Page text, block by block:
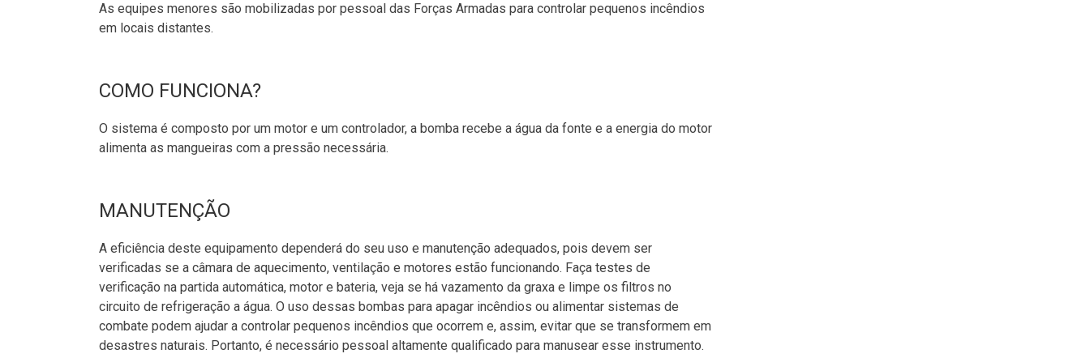
As equipes menores são mobilizadas por pessoal das Forças Armadas para controlar pequenos incêndios
em locais distantes.
COMO FUNCIONA?
O sistema é composto por um motor e um controlador, a bomba recebe a água da fonte e a energia do motor
alimenta as mangueiras com a pressão necessária.
MANUTENÇÃO
A eficiência deste equipamento dependerá do seu uso e manutenção adequados, pois devem ser
verificadas se a câmara de aquecimento, ventilação e motores estão funcionando. Faça testes de
verificação na partida automática, motor e bateria, veja se há vazamento da graxa e limpe os filtros no
circuito de refrigeração a água. O uso dessas bombas para apagar incêndios ou alimentar sistemas de
combate podem ajudar a controlar pequenos incêndios que ocorrem e, assim, evitar que se transformem em
desastres naturais. Portanto, é necessário pessoal altamente qualificado para manusear esse instrumento.